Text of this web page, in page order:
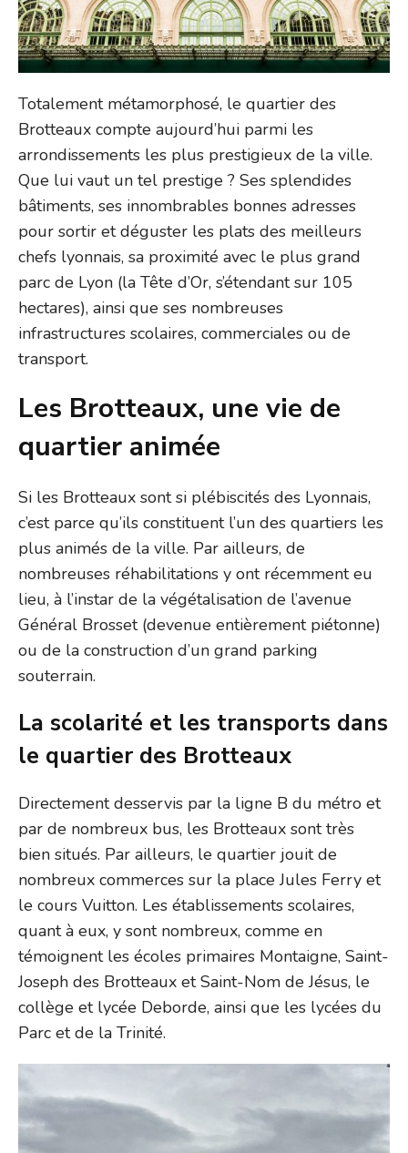
Totalement métamorphosé, le quartier des
Brotteaux compte aujourd’hui parmi les
arrondissements les plus prestigieux de la ville.
Que lui vaut un tel prestige ? Ses splendides
bâtiments, ses innombrables bonnes adresses
pour sortir et déguster les plats des meilleurs
chefs lyonnais, sa proximité avec le plus grand
parc de Lyon (la Tête d’Or, s’étendant sur 105
hectares), ainsi que ses nombreuses
infrastructures scolaires, commerciales ou de
transport.
Les Brotteaux, une vie de
quartier animée
Si les Brotteaux sont si plébiscités des Lyonnais,
c’est parce qu’ils constituent l’un des quartiers les
plus animés de la ville. Par ailleurs, de
nombreuses réhabilitations y ont récemment eu
lieu, à l’instar de la végétalisation de l’avenue
Général Brosset (devenue entièrement piétonne)
ou de la construction d’un grand parking
souterrain.
La scolarité et les transports dans
le quartier des Brotteaux
Directement desservis par la ligne B du métro et
par de nombreux bus, les Brotteaux sont très
bien situés. Par ailleurs, le quartier jouit de
nombreux commerces sur la place Jules Ferry et
le cours Vuitton. Les établissements scolaires,
quant à eux, y sont nombreux, comme en
témoignent les écoles primaires Montaigne, Saint-
Joseph des Brotteaux et Saint-Nom de Jésus, le
collège et lycée Deborde, ainsi que les lycées du
Parc et de la Trinité.